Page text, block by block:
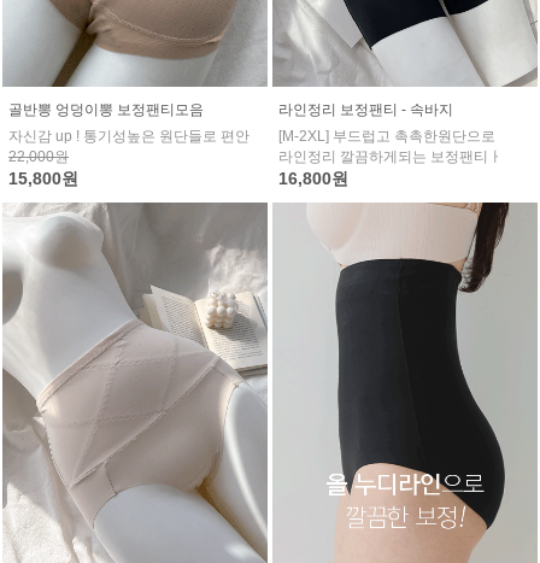
골반뽕 엉덩이뽕 보정팬티모음
자신감 up ! 통기성높은 원단들로 편안
22,000원
15,800원
라인정리 보정팬티 - 속바지
[M-2XL] 부드럽고 촉촉한원단으로
라인정리 깔끔하게되는 보정팬티ㅏ
16,800원